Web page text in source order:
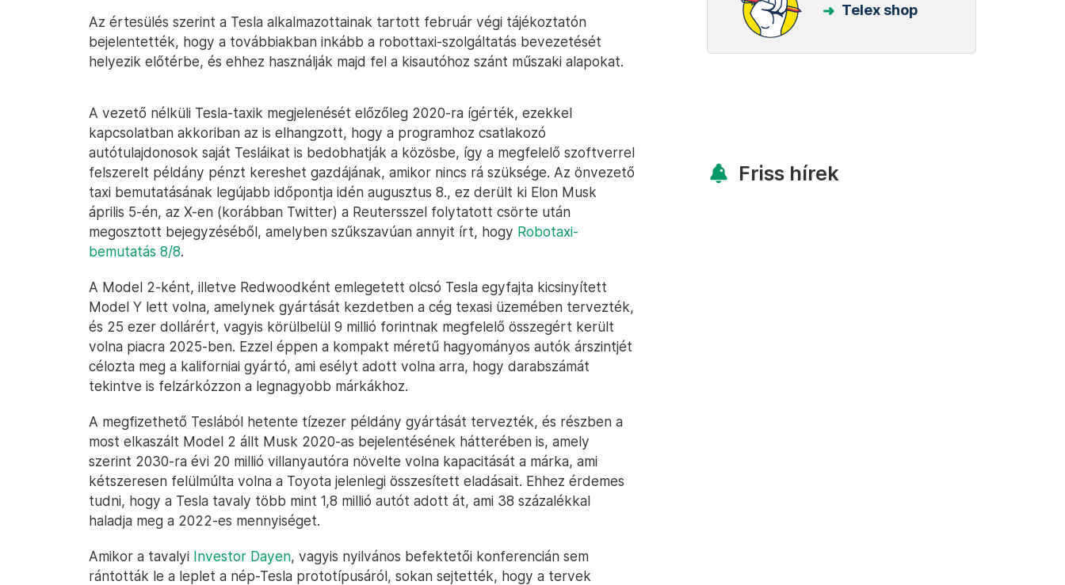
Az értesülés szerint a Tesla alkalmazottainak tartott február végi tájékoztatón
bejelentették, hogy a továbbiakban inkább a robottaxi-szolgáltatás bevezetését
helyezik előtérbe, és ehhez használják majd fel a kisautóhoz szánt műszaki alapokat.
A vezető nélküli Tesla-taxik megjelenését előzőleg 2020-ra ígérték, ezekkel
kapcsolatban akkoriban az is elhangzott, hogy a programhoz csatlakozó
autótulajdonosok saját Tesláikat is bedobhatják a közösbe, így a megfelelő szoftverrel
felszerelt példány pénzt kereshet gazdájának, amikor nincs rá szüksége. Az önvezető
taxi bemutatásának legújabb időpontja idén augusztus 8., ez derült ki Elon Musk
április 5-én, az X-en (korábban Twitter) a Reutersszel folytatott csörte után
megosztott bejegyzéséből, amelyben szűkszavúan annyit írt, hogy Robotaxi-
bemutatás 8/8.
A Model 2-ként, illetve Redwoodként emlegetett olcsó Tesla egyfajta kicsinyített
Model Y lett volna, amelynek gyártását kezdetben a cég texasi üzemében tervezték,
és 25 ezer dollárért, vagyis körülbelül 9 millió forintnak megfelelő összegért került
volna piacra 2025-ben. Ezzel éppen a kompakt méretű hagyományos autók árszintjét
célozta meg a kaliforniai gyártó, ami esélyt adott volna arra, hogy darabszámát
tekintve is felzárkózzon a legnagyobb márkákhoz.
A megfizethető Teslából hetente tízezer példány gyártását tervezték, és részben a
most elkaszált Model 2 állt Musk 2020-as bejelentésének hátterében is, amely
szerint 2030-ra évi 20 millió villanyautóra növelte volna kapacitását a márka, ami
kétszeresen felülmúlta volna a Toyota jelenlegi összesített eladásait. Ehhez érdemes
tudni, hogy a Tesla tavaly több mint 1,8 millió autót adott át, ami 38 százalékkal
haladja meg a 2022-es mennyiséget.
Amikor a tavalyi Investor Dayen, vagyis nyilvános befektetői konferencián sem
rántották le a leplet a nép-Tesla prototípusáról, sokan sejtették, hogy a tervek
Telex shop
Friss hírek